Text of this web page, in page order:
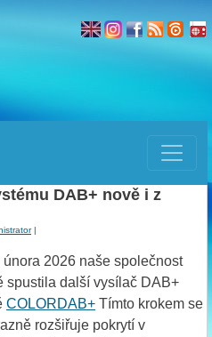
DAB+ nově i z
|
února 2026 naše společnost
spustila další vysílač DAB+
COLORDAB+ Tímto krokem se
rozšiřuje pokrytí v